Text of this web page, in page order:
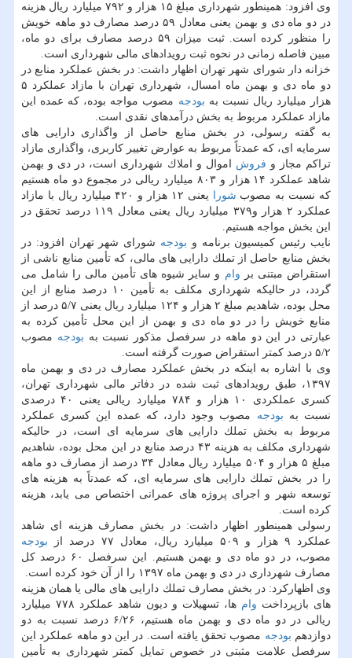
وی افزود: همینطور شهرداری مبلغ ۱۵ هزار و ۷۹۲ میلیارد ریال هزینه
در دو ماه دی و بهمن یعنی معادل ۵۹ درصد مصارف دو ماهه خویش
را منظور كرده است. ثبت میزان ۵۹ درصد مصارف برای دو ماه،
مبین فاصله زمانی در نحوه ثبت رویدادهای مالی شهرداری است.
خزانه دار شورای شهر تهران اظهار داشت: در بخش عملكرد منابع در
دو ماه دی و بهمن ماه امسال، شهرداری تهران با مازاد عملكرد ۵
هزار میلیارد ریال نسبت به بودجه مصوب مواجه بوده، كه عمده این
مازاد عملكرد مربوط به بخش درآمدهای نقدی است.
به گفته رسولی، در بخش منابع حاصل از واگذاری دارایی های
سرمایه ای، كه عمدتاً مربوط به عوارض تغییر كاربری، واگذاری مازاد
تراكم مجاز و فروش اموال و املاك شهرداری است، در دی و بهمن
شاهد عملكرد ۱۴ هزار و ۸۰۳ میلیارد ریالی در مجموع دو ماه هستیم
كه نسبت به مصوب شورا
یعنی ۱۲ هزار و ۴۲۰ میلیارد ریال با مازاد
عملكرد ۲ هزار و۳۷۹ میلیارد ریال یعنی معادل ۱۱۹ درصد تحقق در
این بخش مواجه هستیم.
نایب رئیس كمیسیون برنامه و بودجه شورای شهر تهران افزود: در
بخش منابع حاصل از تملك دارایی های مالی، كه تأمین منابع ناشی از
استقراض مبتنی بر وام و سایر شیوه های تأمین مالی را شامل می
گردد، در حالیكه شهرداری مكلف به تأمین ۱۰ درصد منابع از این
محل بوده، شاهدیم مبلغ ۲ هزار و ۱۲۴ میلیارد ریال یعنی ۵/۷ درصد از
منابع خویش را در دو ماه دی و بهمن از این محل تأمین كرده به
عبارتی در این دو ماهه در سرفصل مذكور نسبت به بودجه مصوب
۵/۲ درصد كمتر استقراض صورت گرفته است.
وی با اشاره به اینكه در بخش عملكرد مصارف در دی و بهمن ماه
۱۳۹۷، طبق رویدادهای ثبت شده در دفاتر مالی شهرداری تهران،
كسری عملكردی ۱۰ هزار و ۷۸۴ میلیارد ریالی یعنی ۴۰ درصدی
نسبت به بودجه مصوب وجود دارد، كه عمده این كسری عملكرد
مربوط به بخش تملك دارایی های سرمایه ای است، در حالیكه
شهرداری مكلف به هزینه ۴۳ درصد منابع در این محل بوده، شاهدیم
مبلغ ۵ هزار و ۵۰۴ میلیارد ریال معادل ۳۴ درصد از مصارف دو ماهه
را در بخش تملك دارایی های سرمایه ای، كه عمدتاً به هزینه های
توسعه شهر و اجرای پروژه های عمرانی اختصاص می یابد، هزینه
كرده است.
رسولی همینطور اظهار داشت: در بخش مصارف هزینه ای شاهد
عملكرد ۹ هزار و ۵۰۹ میلیارد ریال، معادل ۷۷ درصد از
بودجه
مصوب، در دو ماه دی و بهمن هستیم. این سرفصل ۶۰ درصد كل
مصارف شهرداری در دی و بهمن ماه ۱۳۹۷ را از آن خود كرده است.
وی اظهاركرد: در بخش مصارف تملك دارایی های مالی یا همان هزینه
های بازپرداخت وام
ها، تسهیلات و دیون شاهد عملكرد ۷۷۸ میلیارد
ریالی در دو ماه دی و بهمن ماه هستیم، ۶/۲۶ درصد نسبت به دو
دوازدهم بودجه مصوب تحقق یافته است. در این دو ماهه عملكرد این
سرفصل علامت مثبتی در خصوص تمایل كمتر شهرداری به تأمین